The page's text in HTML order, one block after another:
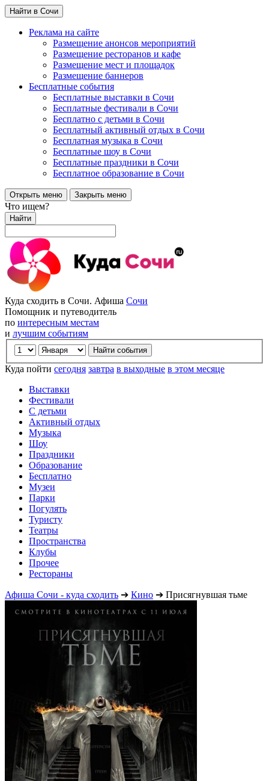
Найти в Сочи
Реклама на сайте
Размещение анонсов мероприятий
Размещение ресторанов и кафе
Размещение мест и площадок
Размещение баннеров
Бесплатные события
Бесплатные выставки в Сочи
Бесплатные фестивали в Сочи
Бесплатно с детьми в Сочи
Бесплатный активный отдых в Сочи
Бесплатная музыка в Сочи
Бесплатные шоу в Сочи
Бесплатные праздники в Сочи
Бесплатное образование в Сочи
Открыть меню Закрыть меню
Что ищем?
Найти
Куда сходить в Сочи. Афиша Сочи
Помощник и путеводитель
по интересным местам
и лучшим событиям
Куда пойти сегодня завтра в выходные в этом месяце
Выставки
Фестивали
С детьми
Активный отдых
Музыка
Шоу
Праздники
Образование
Бесплатно
Музеи
Парки
Погулять
Туристу
Театры
Пространства
Клубы
Прочее
Рестораны
Афиша Сочи - куда сходить ➔ Кино ➔ Присягнувшая тьме